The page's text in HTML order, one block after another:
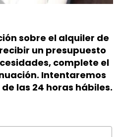
sobre el alquiler de
un presupuesto
complete el
Intentaremos
las 24 horas hábiles.